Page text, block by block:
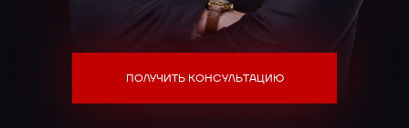
ПОЛУЧИТЬ КОНСУЛЬТАЦИЮ